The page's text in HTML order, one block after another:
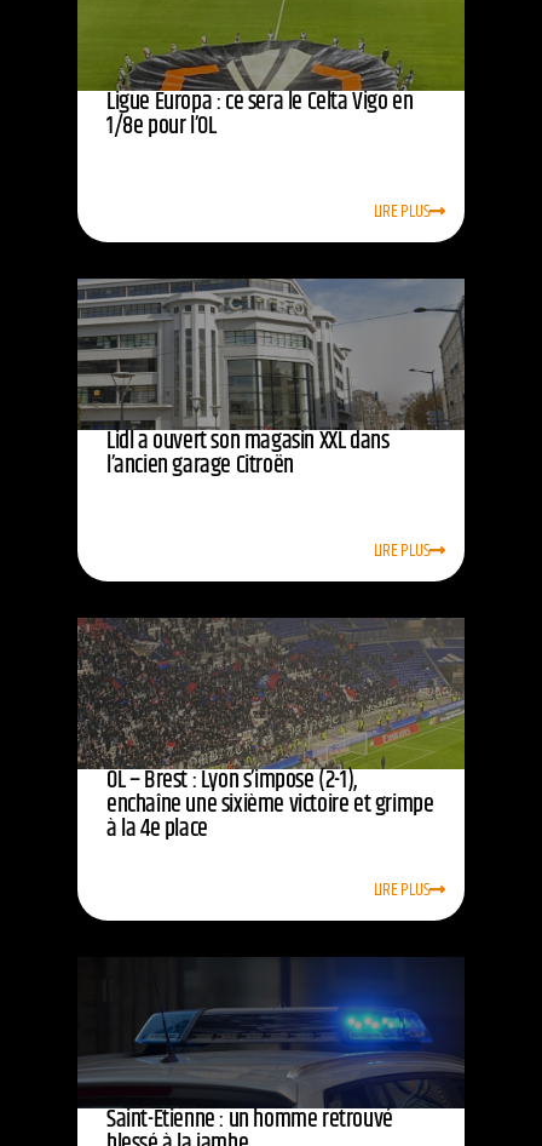
Ligue Europa : ce sera le Celta Vigo en
1/8e pour l’OL
LIRE PLUS
Lidl a ouvert son magasin XXL dans
l’ancien garage Citroën
LIRE PLUS
OL – Brest : Lyon s’impose (2-1),
enchaîne une sixième victoire et grimpe
à la 4e place
LIRE PLUS
Saint-Étienne : un homme retrouvé